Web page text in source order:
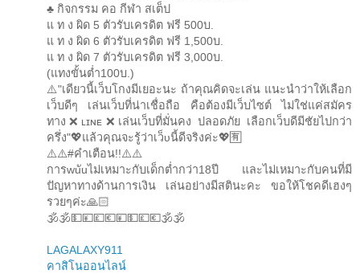
♣️ กิจกรรม คอ กีฬา สเต็ป
แ ท ง ผิด 5 ตัวรับเครดิต ฟรี 500บ.
แ ท ง ผิด 6 ตัวรับเครดิต ฟรี 1,500บ.
แ ท ง ผิด 7 ตัวรับเครดิต ฟรี 3,000บ.
(แทงขั้นต่ำ100บ.)
⚠️"เดียวนี้เว็บโกงมีเยอะนะ ถ้าคุณคิดจะเล่น แนะนำว่าให้เลือก
เว็บดีๆ เล่นเว็บที่น่าเชื่อถือ คือต้องมีเว็บไซต์ ไม่ใช่แค่สมัคร
ทาง❌ʟɪɴᴇ❌เล่นเว็บที่มั่นคง ปลอดภัย เลือกเว็บดีมีชัยไปกว่า
ครึ่ง"💖แล้วคุณจะรู้ว่าเว็ᴜนี้ดีจริงค่ะ💖🈶
⚠️⚠️#คำเตือน!!⚠️⚠️
การwuัuไม่เหมาะกับเด็กต่ำกว่า18ปี และไม่เหมาะกับคนที่มี
ปัญหาทางด้านการเงิน เล่นอย่างมีสตินะคะ ขอให้โชคดีเฮงๆ
รวยๆค่ะ🙏🏻
🕉️🕉️💵💴💷💶💴💵💷💶🕉️🕉️
LAGALAXY911
คาสิโนออนไลน์